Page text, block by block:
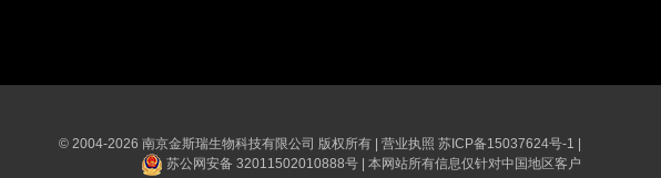
© 2004-2026 南京金斯瑞生物科技有限公司 版权所有 | 营业执照 苏ICP备15037624号-1 |
苏公网安备 32011502010888号
本网站所有信息仅针对中国地区客户